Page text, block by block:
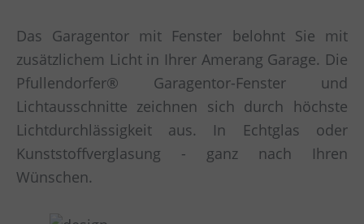
Das Garagentor mit Fenster belohnt Sie mit
zusätzlichem Licht in Ihrer Amerang Garage. Die
Pfullendorfer® Garagentor-Fenster und
Lichtausschnitte zeichnen sich durch höchste
Lichtdurchlässigkeit aus. In Echtglas oder
Kunststoffverglasung - ganz nach Ihren
Wünschen.